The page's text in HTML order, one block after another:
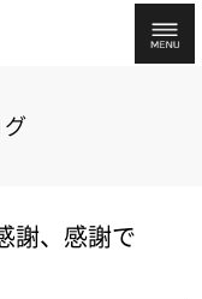
謝、感謝で